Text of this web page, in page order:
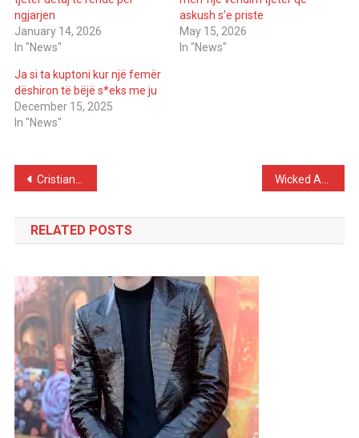
ngjarjen
January 14, 2026
In "News"
askush s’e priste
May 15, 2026
In "News"
Ja si ta kuptoni kur një femër
dëshiron të bëjë s*eks me ju
December 15, 2025
In "News"
Post
navigation
Cristiano Ronaldo Shares Heartfelt Story: Losing His Son Brought Him Closer to Georgina, “Now I Have a Blessed Family”
RELATED POSTS